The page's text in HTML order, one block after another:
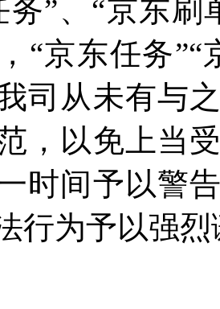
务”、“京东
“京东任务
司从未有与
，以免上当
时间予以警
行为予以强烈